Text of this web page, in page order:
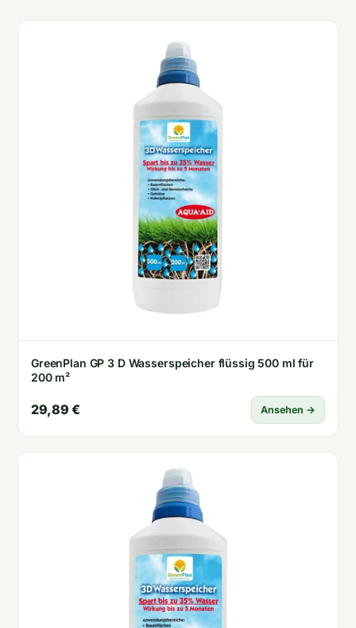
GreenPlan GP 3 D Wasserspeicher flüssig 500 ml für
200 m²
29,89 € Ansehen →